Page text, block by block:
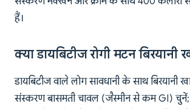
हैं।
क्या डायबिटीज रोगी मटन
डायबिटीज वाले लोग सावधानी के साथ बिरयानी
संस्करण बासमती चावल (जैस्मीन से कम GI)